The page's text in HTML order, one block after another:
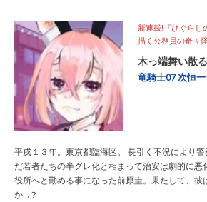
新連載!『ひぐらし
描く公務員の奇々
木っ端舞い散
竜騎士07 次恒一
平戌１３年。東京都臨海区。 長引く不況により
だ若者たちの半グレ化と相まって治安は劇的に
役所へと勤める事になった前原圭。果たして、彼
か…？